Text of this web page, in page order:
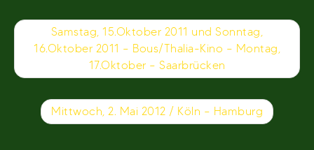
Beitragsnavigation
Samstag, 15.Oktober 2011 und Sonntag,
16.Oktober 2011 – Bous/Thalia-Kino – Montag,
17.Oktober – Saarbrücken
Mittwoch, 2. Mai 2012 / Köln – Hamburg